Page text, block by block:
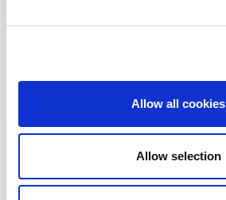
Allow all cookies
Allow selection
Projektname *